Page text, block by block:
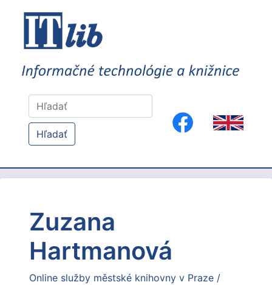
Hľadať
Zuzana
Hartmanová
Online služby městské knihovny v Praze /